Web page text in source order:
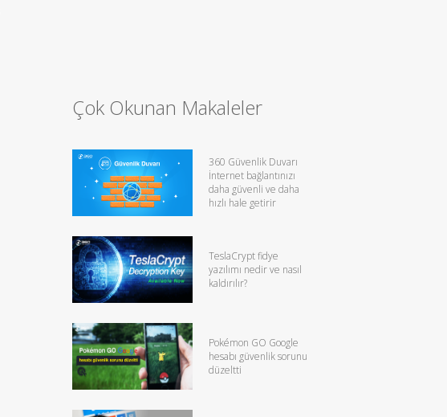
Çok Okunan Makaleler
360 Güvenlik Duvarı
İnternet bağlantınızı
daha güvenli ve daha
hızlı hale getirir
TeslaCrypt fidye
yazılımı nedir ve nasıl
kaldırılır?
Pokémon GO Google
hesabı güvenlik sorunu
düzeltti